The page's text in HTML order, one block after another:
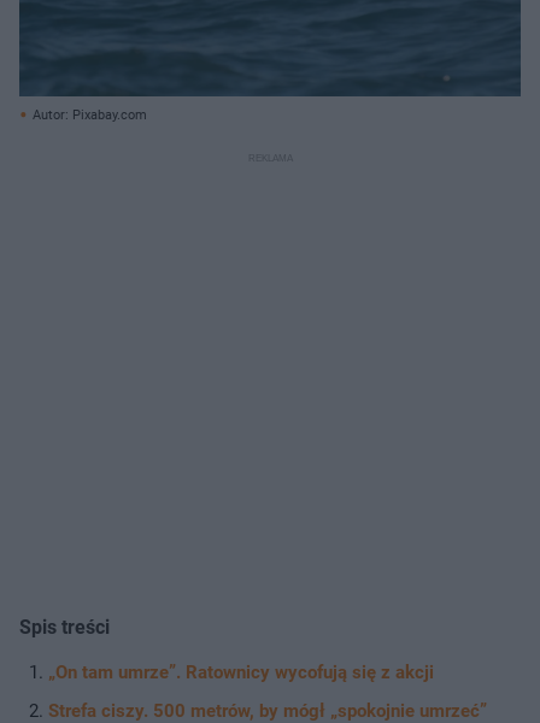
Autor: Pixabay.com
Spis treści
„On tam umrze”. Ratownicy wycofują się z akcji
Strefa ciszy. 500 metrów, by mógł „spokojnie umrzeć”